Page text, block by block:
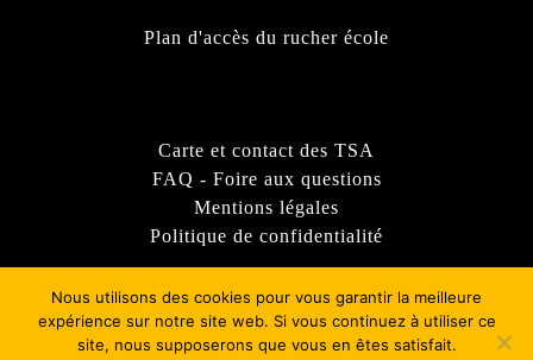
Plan d'accès du rucher école
Carte et contact des TSA
FAQ - Foire aux questions
Mentions légales
Politique de confidentialité
Thème WordPress Sirat- © 2022 - Syndicat d'apiculture
Nous utilisons des cookies pour vous garantir la meilleure
expérience sur notre site web. Si vous continuez à utiliser ce
site, nous supposerons que vous en êtes satisfait.